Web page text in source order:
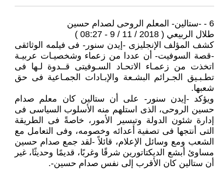
6 - -ستالين- المعلم الروحى لصدام حسين
طلال الربيعي ( 2018 / 11 / 9 - 08:27 )
كشف المؤلف الإنجليزى -إيدن سنور- فى فيلمه الوثائقى
-قصة السوفيت- أن عددا من زعماء وشخصيـات عربيـة
اتخذت من زعمـاء الاتحـاد السـوفيتى قــدوة لـها فى
تطـبـيق الجـرائم البشـعة والإبـادات الجمـاعية فى حق
شعبها.
ويؤكد -إيدن سنور- على أن ستالين كان معلم صدام
حسين الروحى، الذى استلهم منه الأسلوب السياسى فى
إدارة شئون الدولة وتيسير الأمور، خاصةً فى الطريقة
التى أنتجها فى تصفية أعدائه وخصومه، وفى التعامل مع
الشعب ومع وسائل الإعلام، قائلاً -لقد جمع صدام حسين
مساوئ أبشع الديكتاتورين شرقًا وغربًا، قديمًا وحديثًا، غير
أن ستالين كان الأقرب إلى نفس صدام حسين-.